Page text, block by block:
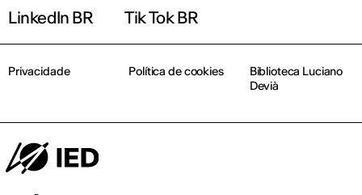
LinkedIn BR
Tik Tok BR
Privacidade Política de cookies
Biblioteca Luciano
Devià